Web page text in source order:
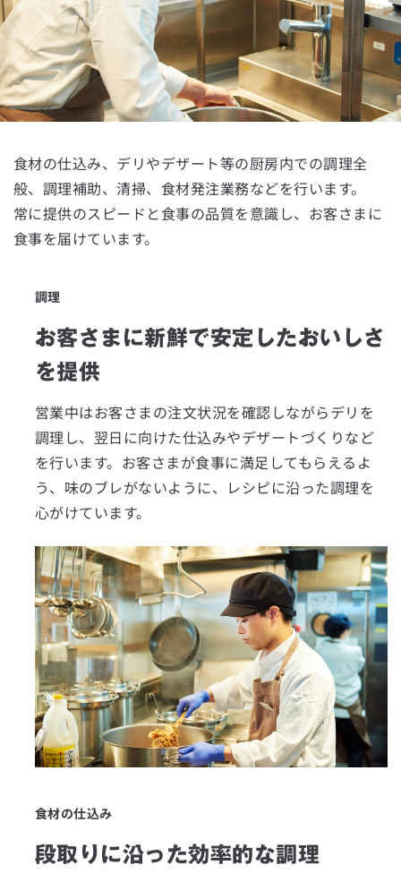
食材の仕込み、デリやデザート等の厨房内での調理全
般、調理補助、清掃、食材発注業務などを行います。
常に提供のスピードと食事の品質を意識し、お客さまに
食事を届けています。
調理
お客さまに新鮮で安定したおいしさ
を提供
営業中はお客さまの注文状況を確認しながらデリを
調理し、翌日に向けた仕込みやデザートづくりなど
を行います。お客さまが食事に満足してもらえるよ
う、味のブレがないように、レシピに沿った調理を
心がけています。
食材の仕込み
段取りに沿った効率的な調理
高知県
福岡県
佐賀県
長崎県
熊本県
大分県
宮崎県
鹿児島県
沖縄県
指定する